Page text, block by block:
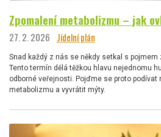
Zpomalení metabolizmu – jak
27. 2. 2026 Jídelní plán
Snad každý z nás se někdy setkal s
Tento termín dělá těžkou hlavu nejednomu
odborné veřejnosti. Pojďme se proto
metabolizmu a vyvrátit mýty.